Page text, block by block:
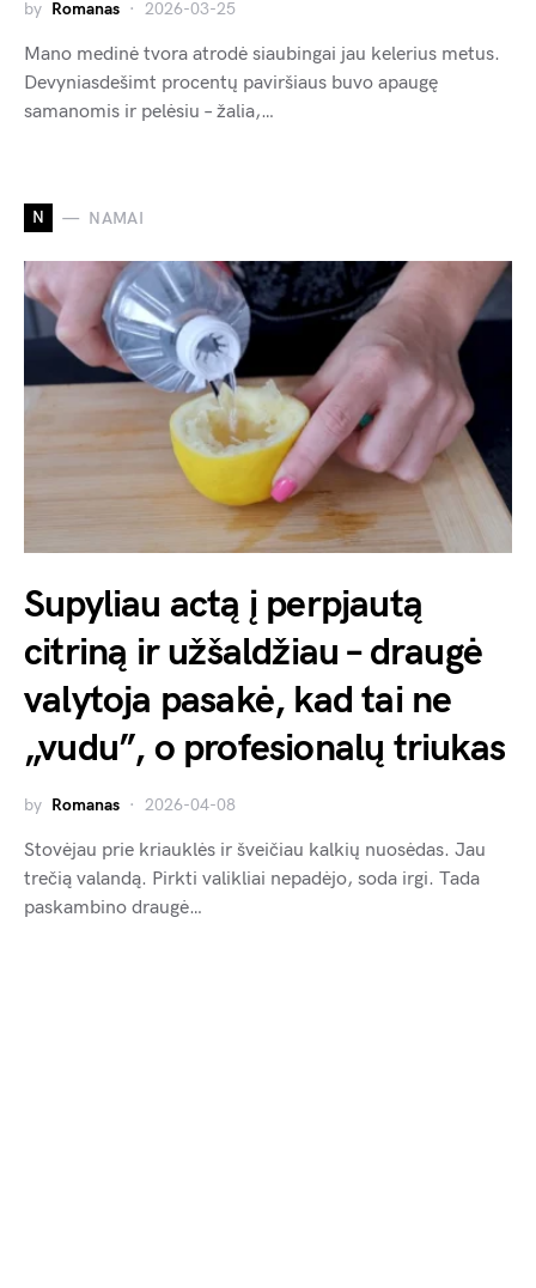
by Romanas 2026-03-25
Mano medinė tvora atrodė siaubingai jau kelerius metus.
Devyniasdešimt procentų paviršiaus buvo apaugę
samanomis ir pelėsiu – žalia,…
N NAMAI
Supyliau actą į perpjautą
citriną ir užšaldžiau – draugė
valytoja pasakė, kad tai ne
„vudu”, o profesionalų triukas
by Romanas 2026-04-08
Stovėjau prie kriauklės ir šveičiau kalkių nuosėdas. Jau
trečią valandą. Pirkti valikliai nepadėjo, soda irgi. Tada
paskambino draugė…